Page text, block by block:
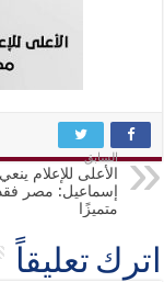
السابق
الأعلى للإعلام
إسماعيل: مصر
متميزًا
اترك تعليقاً